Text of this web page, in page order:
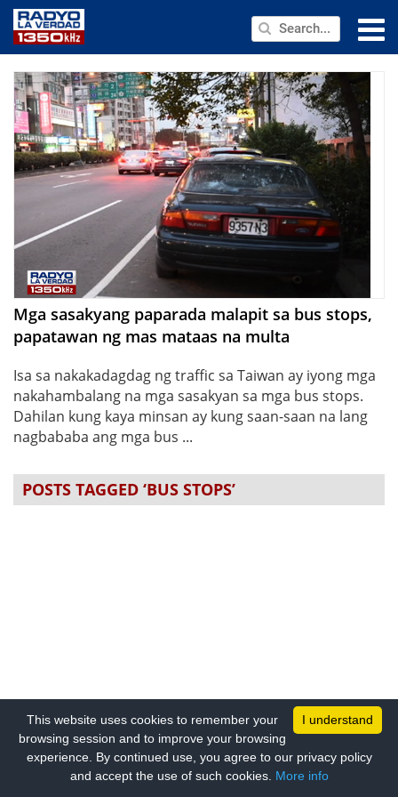
PUBLIC SERVICE
ANNOUNCEMENTS
PROGRAMS
ABOUT
Mga sasakyang paparada malapit sa bus stops,
papatawan ng mas mataas na multa
Isa sa nakakadagdag ng traffic sa Taiwan ay iyong mga
nakahambalang na mga sasakyan sa mga bus stops.
Dahilan kung kaya minsan ay kung saan-saan na lang
nagbababa ang mga bus ...
POSTS TAGGED ‘BUS STOPS’
I understand
This website uses cookies to remember your
browsing session and to improve your browsing
experience. By continued use, you agree to our privacy policy
and accept the use of such cookies. More info